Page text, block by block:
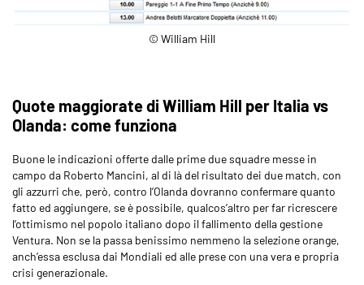
© William Hill
Quote maggiorate di William Hill per Italia vs
Olanda: come funziona
Buone le indicazioni offerte dalle prime due squadre messe in
campo da Roberto Mancini, al di là del risultato dei due match, con
gli azzurri che, però, contro l’Olanda dovranno confermare quanto
fatto ed aggiungere, se è possibile, qualcos’altro per far ricrescere
l’ottimismo nel popolo italiano dopo il fallimento della gestione
Ventura. Non se la passa benissimo nemmeno la selezione orange,
anch’essa esclusa dai Mondiali ed alle prese con una vera e propria
crisi generazionale.